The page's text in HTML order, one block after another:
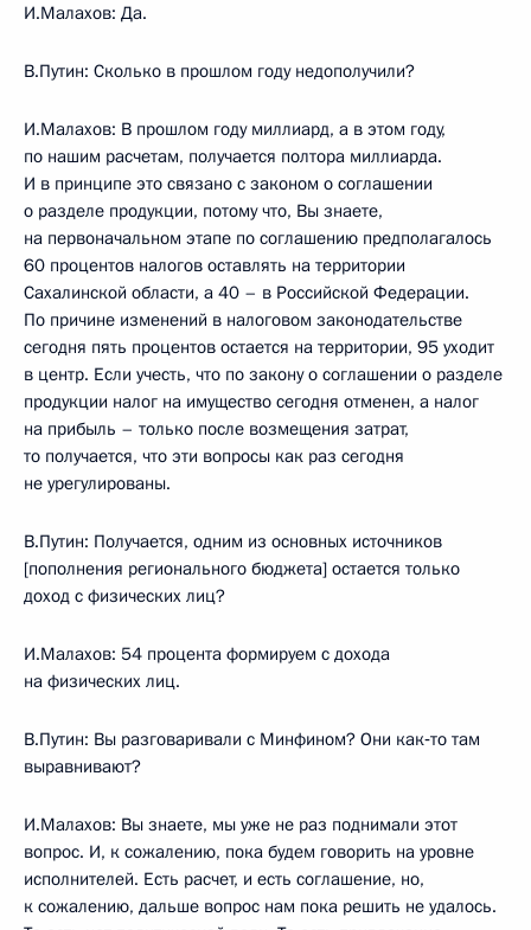
И.Малахов: Да.
В.Путин: Сколько в прошлом году недополучили?
И.Малахов: В прошлом году миллиард, а в этом году,
по нашим расчетам, получается полтора миллиарда.
И в принципе это связано с законом о соглашении
о разделе продукции, потому что, Вы знаете,
на первоначальном этапе по соглашению предполагалось
60 процентов налогов оставлять на территории
Сахалинской области, а 40 – в Российской Федерации.
По причине изменений в налоговом законодательстве
сегодня пять процентов остается на территории, 95 уходит
в центр. Если учесть, что по закону о соглашении о разделе
продукции налог на имущество сегодня отменен, а налог
на прибыль – только после возмещения затрат,
то получается, что эти вопросы как раз сегодня
не урегулированы.
В.Путин: Получается, одним из основных источников
[пополнения регионального бюджета] остается только
доход с физических лиц?
И.Малахов: 54 процента формируем с дохода
на физических лиц.
В.Путин: Вы разговаривали с Минфином? Они как‑то там
выравнивают?
И.Малахов: Вы знаете, мы уже не раз поднимали этот
вопрос. И, к сожалению, пока будем говорить на уровне
исполнителей. Есть расчет, и есть соглашение, но,
к сожалению, дальше вопрос нам пока решить не удалось.